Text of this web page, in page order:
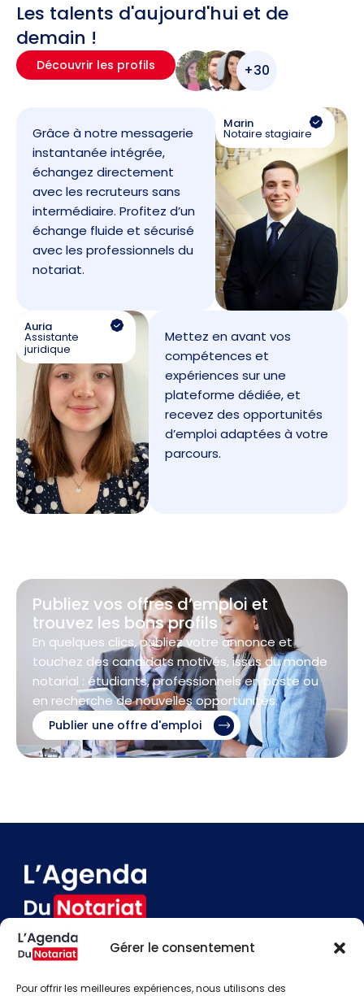
Gérer le consentement
Pour offrir les meilleures expériences, nous utilisons des
Les talents d'aujourd'hui et de
demain !
Découvrir les profils +30
Grâce à notre messagerie
instantanée intégrée,
échangez directement
avec les recruteurs sans
intermédiaire. Profitez d’un
échange fluide et sécurisé
avec les professionnels du
notariat.
Marin
Notaire stagiaire
Auria
Assistante
juridique
Mettez en avant vos
compétences et
expériences sur une
plateforme dédiée, et
recevez des opportunités
d’emploi adaptées à votre
parcours.
Publiez vos offres d’emploi et
trouvez les bons profils
En quelques clics, publiez votre annonce et
touchez des candidats motivés, issus du monde
notarial : étudiants, professionnels en poste ou
en recherche de nouvelles opportunités.
Publier une offre d'emploi
Contact